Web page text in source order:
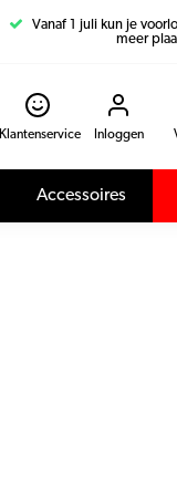
Vanaf 1 juli kun je
meer
Klantenservice Inloggen
Accessoires